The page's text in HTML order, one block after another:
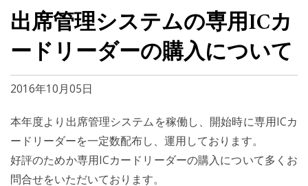
出席管理システムの専用ICカ
ードリーダーの購入について
2016年10月05日
本年度より出席管理システムを稼働し、開始時に専用ICカ
ードリーダーを一定数配布し、運用しております。
好評のためか専用ICカードリーダーの購入について多くお
問合せをいただいております。